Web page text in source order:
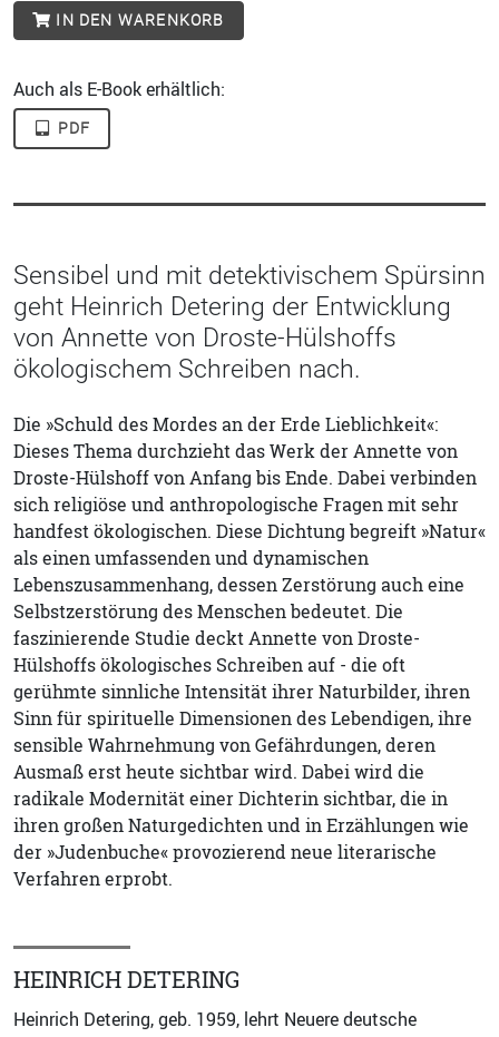
IN DEN WARENKORB
Auch als E-Book erhältlich:
PDF
Sensibel und mit detektivischem Spürsinn
geht Heinrich Detering der Entwicklung
von Annette von Droste-Hülshoffs
ökologischem Schreiben nach.
Die »Schuld des Mordes an der Erde Lieblichkeit«:
Dieses Thema durchzieht das Werk der Annette von
Droste-Hülshoff von Anfang bis Ende. Dabei verbinden
sich religiöse und anthropologische Fragen mit sehr
handfest ökologischen. Diese Dichtung begreift »Natur«
als einen umfassenden und dynamischen
Lebenszusammenhang, dessen Zerstörung auch eine
Selbstzerstörung des Menschen bedeutet. Die
faszinierende Studie deckt Annette von Droste-
Hülshoffs ökologisches Schreiben auf - die oft
gerühmte sinnliche Intensität ihrer Naturbilder, ihren
Sinn für spirituelle Dimensionen des Lebendigen, ihre
sensible Wahrnehmung von Gefährdungen, deren
Ausmaß erst heute sichtbar wird. Dabei wird die
radikale Modernität einer Dichterin sichtbar, die in
ihren großen Naturgedichten und in Erzählungen wie
der »Judenbuche« provozierend neue literarische
Verfahren erprobt.
HEINRICH DETERING
Heinrich Detering, geb. 1959, lehrt Neuere deutsche